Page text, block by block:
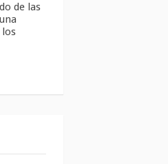
de las
los